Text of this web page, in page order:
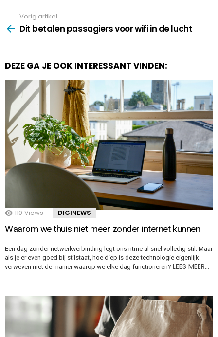
more
Vorig artikel
Dit betalen passagiers voor wifi in de lucht
DEZE GA JE OOK INTERESSANT VINDEN:
110 Views DIGINEWS
Waarom we thuis niet meer zonder internet kunnen
Een dag zonder netwerkverbinding legt ons ritme al snel volledig stil. Maar
als je er even goed bij stilstaat, hoe diep is deze technologie eigenlijk
verweven met de manier waarop we elke dag functioneren? LEES MEER…